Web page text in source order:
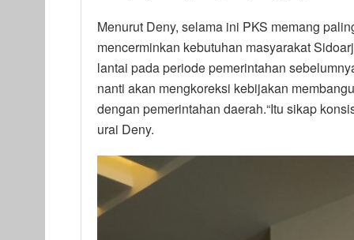
Menurut Deny, selama ini PKS memang
mencerminkan kebutuhan masyarakat
lantai pada periode pemerintahan
nanti akan mengkoreksi kebijakan
dengan pemerintahan daerah.“Itu sikap
urai Deny.